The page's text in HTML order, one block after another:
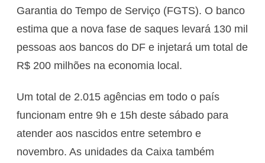
Garantia do Tempo de Serviço (FGTS). O banco
estima que a nova fase de saques levará 130 mil
pessoas aos bancos do DF e injetará um total de
R$ 200 milhões na economia local.
Um total de 2.015 agências em todo o país
funcionam entre 9h e 15h deste sábado para
atender aos nascidos entre setembro e
novembro. As unidades da Caixa também